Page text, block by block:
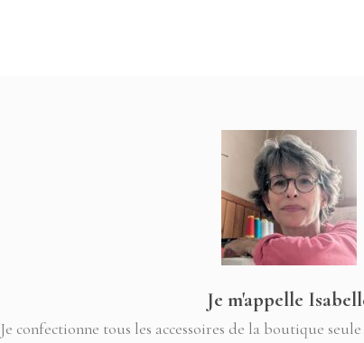
Je m'appelle
Je confectionne tous les accessoires de la boutique